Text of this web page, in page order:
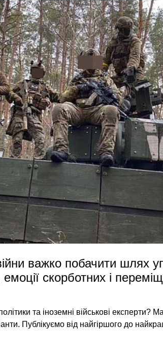
важко побачити шлях
скорботних і
та іноземні військові експерти?
Публікуємо від найгіршого до